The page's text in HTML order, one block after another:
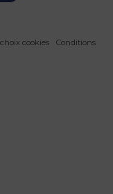
cookies
Conditions